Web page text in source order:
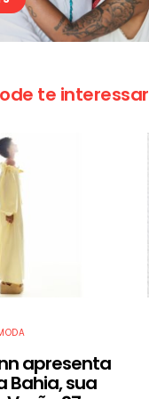
te interessar
apresenta
Bahia, sua